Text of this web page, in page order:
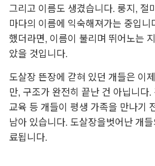
그리고 이름도 생겼습니다. 룽지, 절
마다의 이름에 익숙해져가는 중입
했더라면, 이름이 불리며 뛰어노는
았을 것입니다.
도살장 뜬장에 갇혀 있던 개들은 이
만, 구조가 완전히 끝난 건 아닙니다
교육 등 개들이 평생 가족을 만나기
남아 있습니다. 도살장을벗어난 개
료됩니다.